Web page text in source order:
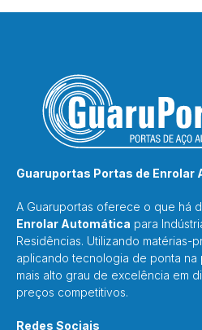
Guaruportas Portas de Enrolar
A Guaruportas oferece o que há
Enrolar Automática para
Residências. Utilizando matérias-
aplicando tecnologia de ponta na
mais alto grau de excelência em
preços competitivos.
Redes Sociais